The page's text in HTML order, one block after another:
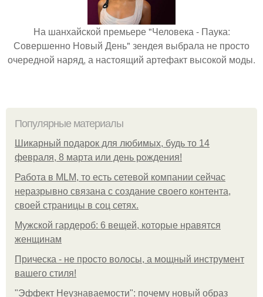
На шанхайской премьере "Человека - Паука:
Совершенно Новый День" зендея выбрала не просто
очередной наряд, а настоящий артефакт высокой моды.
Популярные материалы
Шикарный подарок для любимых, будь то 14
февраля, 8 марта или день рождения!
Работа в MLM, то есть сетевой компании сейчас
неразрывно связана с создание своего контента,
своей страницы в соц сетях.
Мужской гардероб: 6 вещей, которые нравятся
женщинам
Прическа - не просто волосы, а мощный инструмент
вашего стиля!
"Эффект Неузнаваемости": почему новый образ